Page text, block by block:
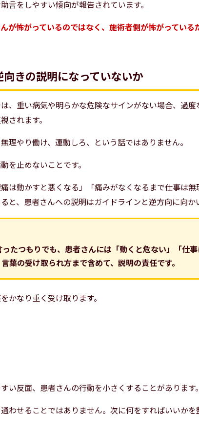
言をしやすい傾向が報告されています。
が怖がっているのではなく、施術者側が怖がっている
きの説明になっていないか
、重い病気や明らかな危険なサインがない場合、過度
されます。
理やり働け、運動しろ、という話ではありません。
を止めないことです。
は動かすと悪くなる」「痛みがなくなるまで仕事は
と、患者さんへの説明はガイドラインと逆方向に向か
ったつもりでも、患者さんには「動くと危ない」「仕
葉の受け取られ方まで含めて、説明の責任です。
かなり重く受け取ります。
い反面、患者さんの行動を小さくすることがあります。
わせることではありません。次に何をすればいいかを